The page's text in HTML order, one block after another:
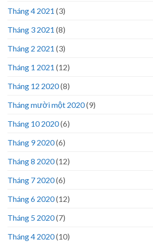
Tháng 4 2021 (3)
Tháng 3 2021 (8)
Tháng 2 2021 (3)
Tháng 1 2021 (12)
Tháng 12 2020(8)
Tháng mười một 2020(9)
Tháng 10 2020(6)
Tháng 9 2020(6)
Tháng 8 2020(12)
Tháng 7 2020(6)
Tháng 6 2020(12)
Tháng 5 2020(7)
Tháng 4 2020(10)